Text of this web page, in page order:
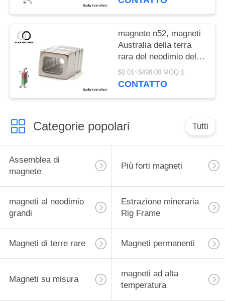
magnete n52, magneti
Australia della terra
rara del neodimio della
terra rara
$0.01~$498.00 MOQ:1
CONTATTO
Categorie popolari Tutti
Assemblea di
magnete
Più forti magneti
magneti al neodimio
grandi
Estrazione mineraria
Rig Frame
Magneti di terre rare Magneti permanenti
Magneti su misura
magneti ad alta
temperatura